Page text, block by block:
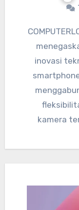
COMPUTERLOCALS.COM – Jepang kembali
inovasi
kamera